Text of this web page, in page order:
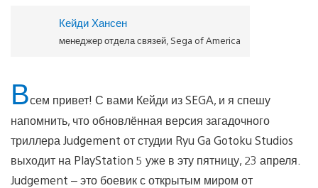
Кейди Хансен
менеджер отдела связей, Sega of America
Всем привет! С вами Кейди из SEGA, и я спешу
напомнить, что обновлённая версия загадочного
триллера Judgement от студии Ryu Ga Gotoku Studios
выходит на PlayStation 5 уже в эту пятницу, 23 апреля.
Judgement – это боевик с открытым миром от